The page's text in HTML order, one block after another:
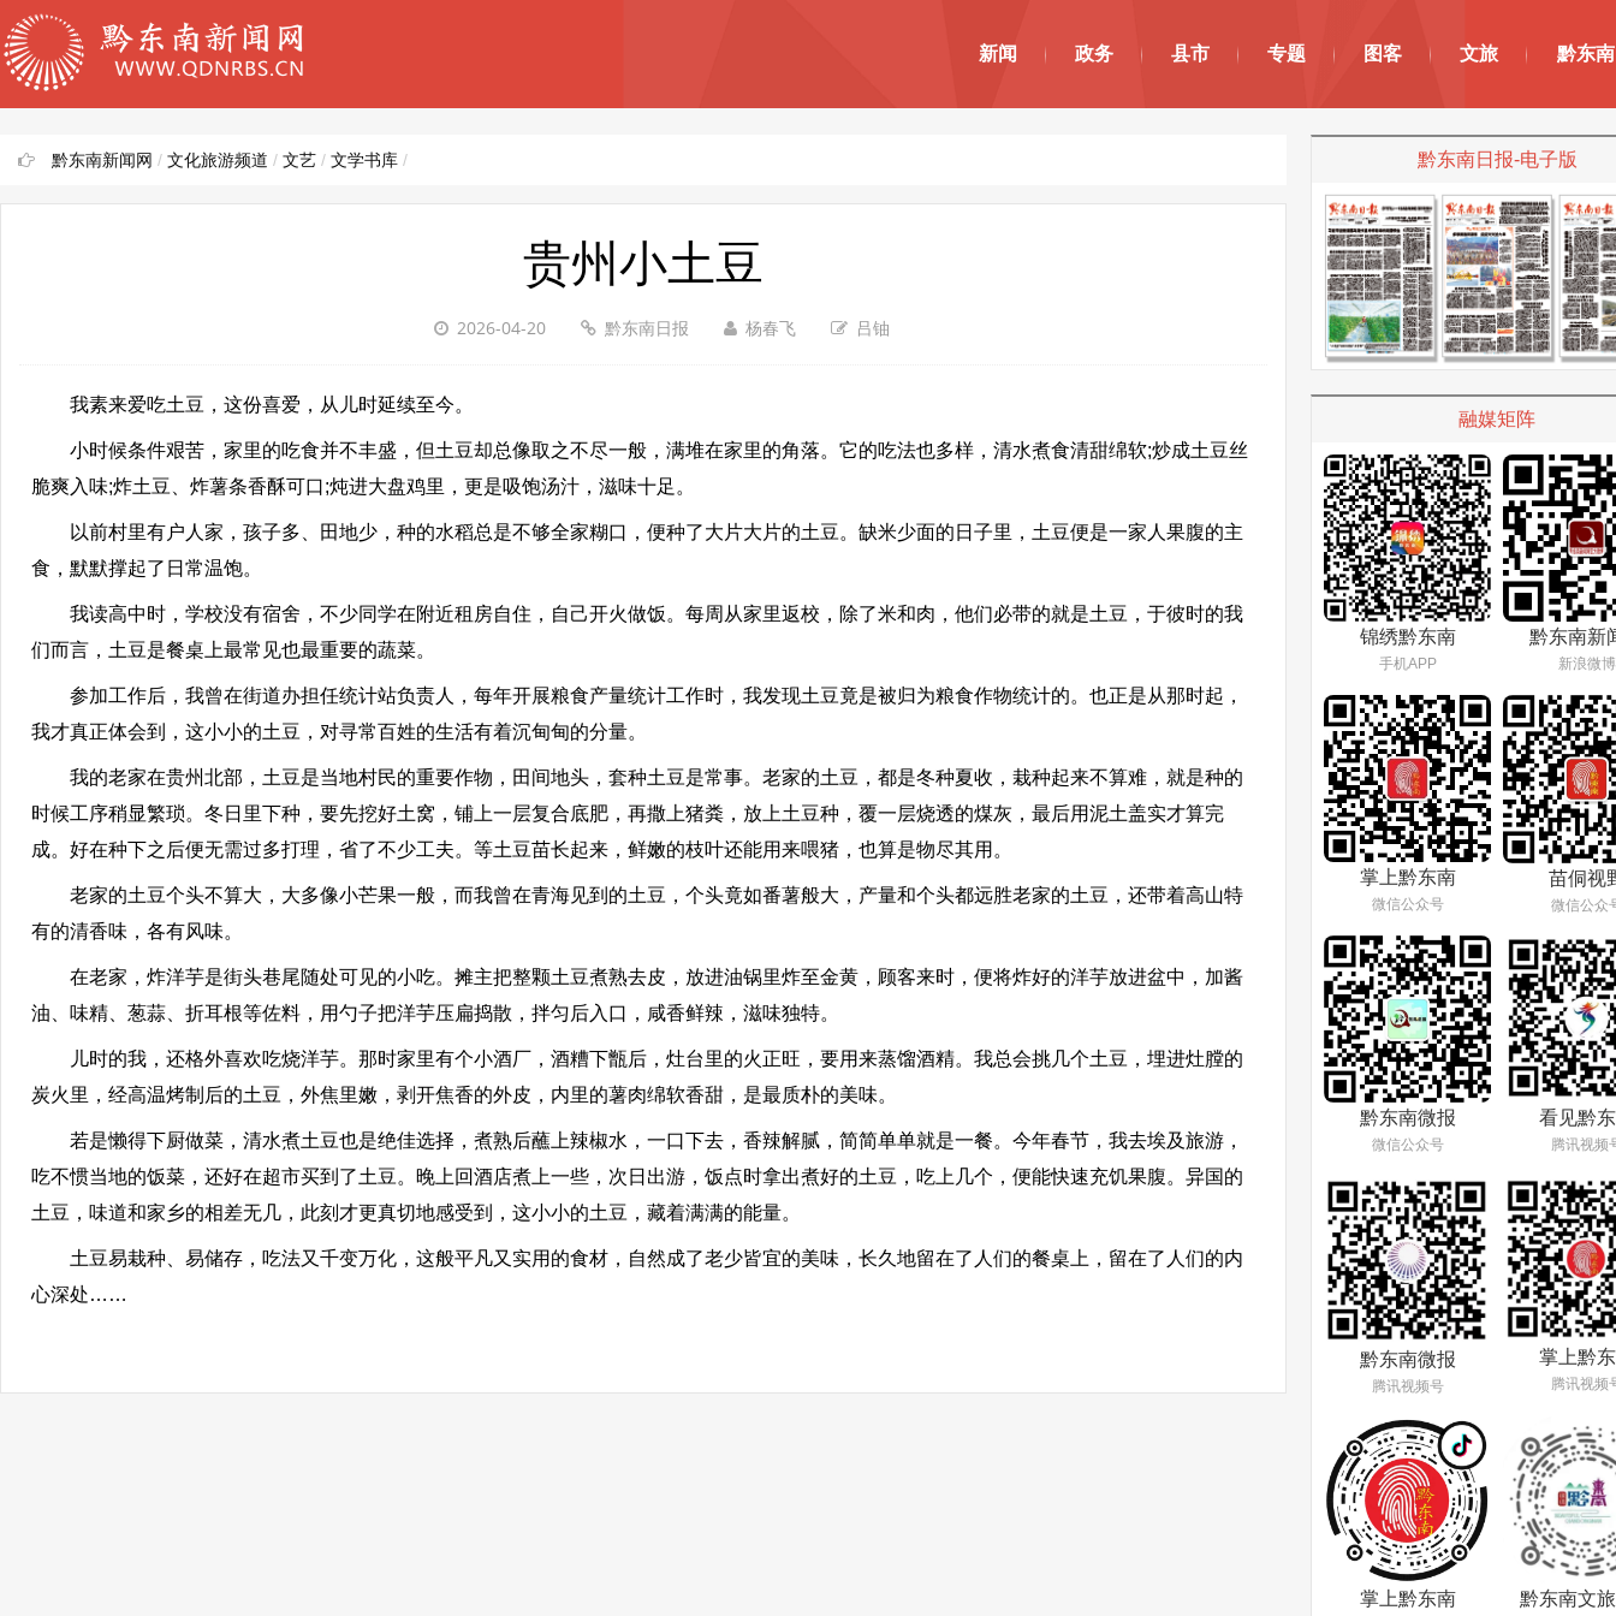
新闻 政务 县市 专题 图客 文旅 黔东
黔东南新闻网 / 文化旅游频道 / 文艺 / 文学书库 /
贵州小土豆
2026-04-20 黔东南日报 杨春飞 吕铀
我素来爱吃土豆，这份喜爱，从儿时延续至今。
小时候条件艰苦，家里的吃食并不丰盛，但土豆却总像取之不尽一般，满堆在家里的角落。它的吃法也多样，清水煮食清甜绵软;炒成土豆丝
脆爽入味;炸土豆、炸薯条香酥可口;炖进大盘鸡里，更是吸饱汤汁，滋味十足。
以前村里有户人家，孩子多、田地少，种的水稻总是不够全家糊口，便种了大片大片的土豆。缺米少面的日子里，土豆便是一家人果腹的主
食，默默撑起了日常温饱。
我读高中时，学校没有宿舍，不少同学在附近租房自住，自己开火做饭。每周从家里返校，除了米和肉，他们必带的就是土豆，于彼时的我
们而言，土豆是餐桌上最常见也最重要的蔬菜。
参加工作后，我曾在街道办担任统计站负责人，每年开展粮食产量统计工作时，我发现土豆竟是被归为粮食作物统计的。也正是从那时起，
我才真正体会到，这小小的土豆，对寻常百姓的生活有着沉甸甸的分量。
我的老家在贵州北部，土豆是当地村民的重要作物，田间地头，套种土豆是常事。老家的土豆，都是冬种夏收，栽种起来不算难，就是种的
时候工序稍显繁琐。冬日里下种，要先挖好土窝，铺上一层复合底肥，再撒上猪粪，放上土豆种，覆一层烧透的煤灰，最后用泥土盖实才算完
成。好在种下之后便无需过多打理，省了不少工夫。等土豆苗长起来，鲜嫩的枝叶还能用来喂猪，也算是物尽其用。
老家的土豆个头不算大，大多像小芒果一般，而我曾在青海见到的土豆，个头竟如番薯般大，产量和个头都远胜老家的土豆，还带着高山特
有的清香味，各有风味。
在老家，炸洋芋是街头巷尾随处可见的小吃。摊主把整颗土豆煮熟去皮，放进油锅里炸至金黄，顾客来时，便将炸好的洋芋放进盆中，加酱
油、味精、葱蒜、折耳根等佐料，用勺子把洋芋压扁捣散，拌匀后入口，咸香鲜辣，滋味独特。
儿时的我，还格外喜欢吃烧洋芋。那时家里有个小酒厂，酒糟下甑后，灶台里的火正旺，要用来蒸馏酒精。我总会挑几个土豆，埋进灶膛的
炭火里，经高温烤制后的土豆，外焦里嫩，剥开焦香的外皮，内里的薯肉绵软香甜，是最质朴的美味。
若是懒得下厨做菜，清水煮土豆也是绝佳选择，煮熟后蘸上辣椒水，一口下去，香辣解腻，简简单单就是一餐。今年春节，我去埃及旅游，
吃不惯当地的饭菜，还好在超市买到了土豆。晚上回酒店煮上一些，次日出游，饭点时拿出煮好的土豆，吃上几个，便能快速充饥果腹。异国的
土豆，味道和家乡的相差无几，此刻才更真切地感受到，这小小的土豆，藏着满满的能量。
土豆易栽种、易储存，吃法又千变万化，这般平凡又实用的食材，自然成了老少皆宜的美味，长久地留在了人们的餐桌上，留在了人们的内
心深处……
黔东南日报-电子版
融媒矩阵
锦绣黔东南
手机APP
黔东南新
新浪微博
掌上黔东南
微信公众号
苗侗视
微信公众
黔东南微报
微信公众号
看见黔
腾讯视频
黔东南微报
腾讯视频号
掌上黔
腾讯视频
掌上黔东南 黔东南文